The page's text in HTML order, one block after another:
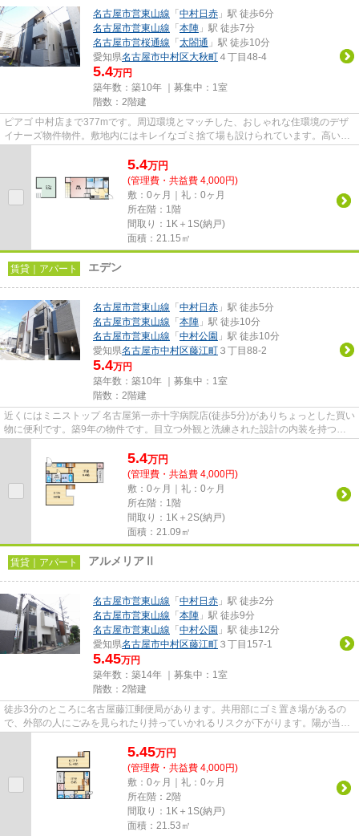
名古屋市営東山線 「 中村日赤 」駅 徒歩6分
名古屋市営東山線 「 本陣 」駅 徒歩7分
名古屋市営桜通線 「 太閤通 」駅 徒歩10分
愛知県名古屋市中村区大秋町 ４丁目48-4
5.4万円
築年数：築10年 ｜募集中： 1室
階数：2階建
ピアゴ 中村店まで377mです。周辺環境とマッチした、おしゃれな住環境のデザ
イナーズ物件物件。敷地内にはキレイなゴミ捨て場も設けられています。高いニ
5.4万円
(管理費・共益費 4,000円)
敷：0ヶ月｜礼：0ヶ月
所在階：1階
間取り：1K＋1S(納戸)
面積：21.15㎡
賃貸｜アパート エデン
名古屋市営東山線 「 中村日赤 」駅 徒歩5分
名古屋市営東山線 「 本陣 」駅 徒歩10分
名古屋市営東山線 「 中村公園 」駅 徒歩10分
愛知県名古屋市中村区藤江町 ３丁目88-2
5.4万円
築年数：築10年 ｜募集中： 1室
階数：2階建
近くにはミニストップ 名古屋第一赤十字病院店(徒歩5分)がありちょっとした買い
物に便利です。築9年の物件です。目立つ外観と洗練された設計の内装を持つデ
5.4万円
(管理費・共益費 4,000円)
敷：0ヶ月｜礼：0ヶ月
所在階：1階
間取り：1K＋2S(納戸)
面積：21.09㎡
賃貸｜アパート アルメリアⅡ
名古屋市営東山線 「 中村日赤 」駅 徒歩2分
名古屋市営東山線 「 本陣 」駅 徒歩9分
名古屋市営東山線 「 中村公園 」駅 徒歩12分
愛知県名古屋市中村区藤江町 ３丁目157-1
5.45万円
築年数：築14年 ｜募集中： 1室
階数：2階建
徒歩3分のところに名古屋藤江郵便局があります。共用部にゴミ置き場があるの
で、外部の人にごみを見られたり持っていかれるリスクが下がります。陽が当た
5.45万円
(管理費・共益費 4,000円)
敷：0ヶ月｜礼：0ヶ月
所在階：2階
間取り：1K＋1S(納戸)
面積：21.53㎡